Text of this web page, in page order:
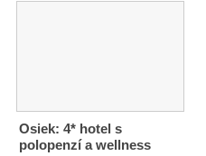
Osiek: 4* hotel s
polopenzí a wellness